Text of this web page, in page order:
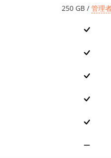
250 GB / 管理